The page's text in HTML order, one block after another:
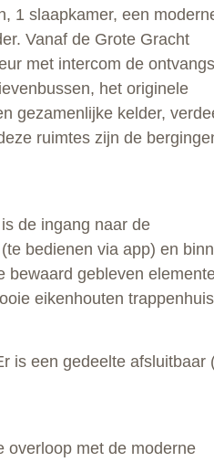
1 slaapkamer, een
Vanaf de Grote Gracht
met intercom de
het originele
gezamenlijke kelder,
ruimtes zijn de
de ingang naar de
bedienen via app) en
bewaard gebleven
eikenhouten
is een gedeelte afsluitbaar
overloop met de moderne